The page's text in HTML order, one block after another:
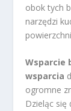
obok tych
narzędzi
Wsparcie
wsparcia
ogromne
Dzieląc